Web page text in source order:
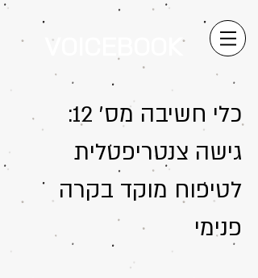
VOICEBOOK
כלי חשיבה מס׳ 12:
גישה צנטריפטלית
לטיפוח מוקד בקרה
פנימי